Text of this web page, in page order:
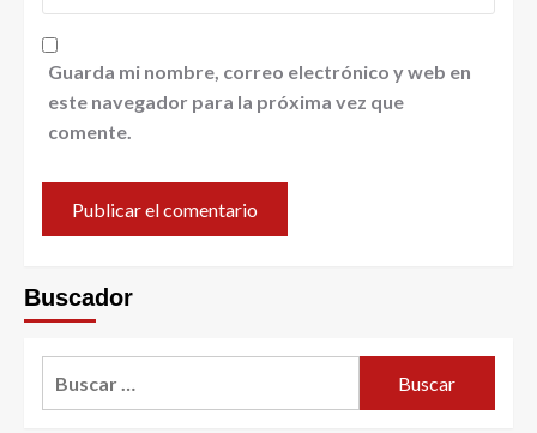
Guarda mi nombre, correo electrónico y web en
este navegador para la próxima vez que
comente.
Buscador